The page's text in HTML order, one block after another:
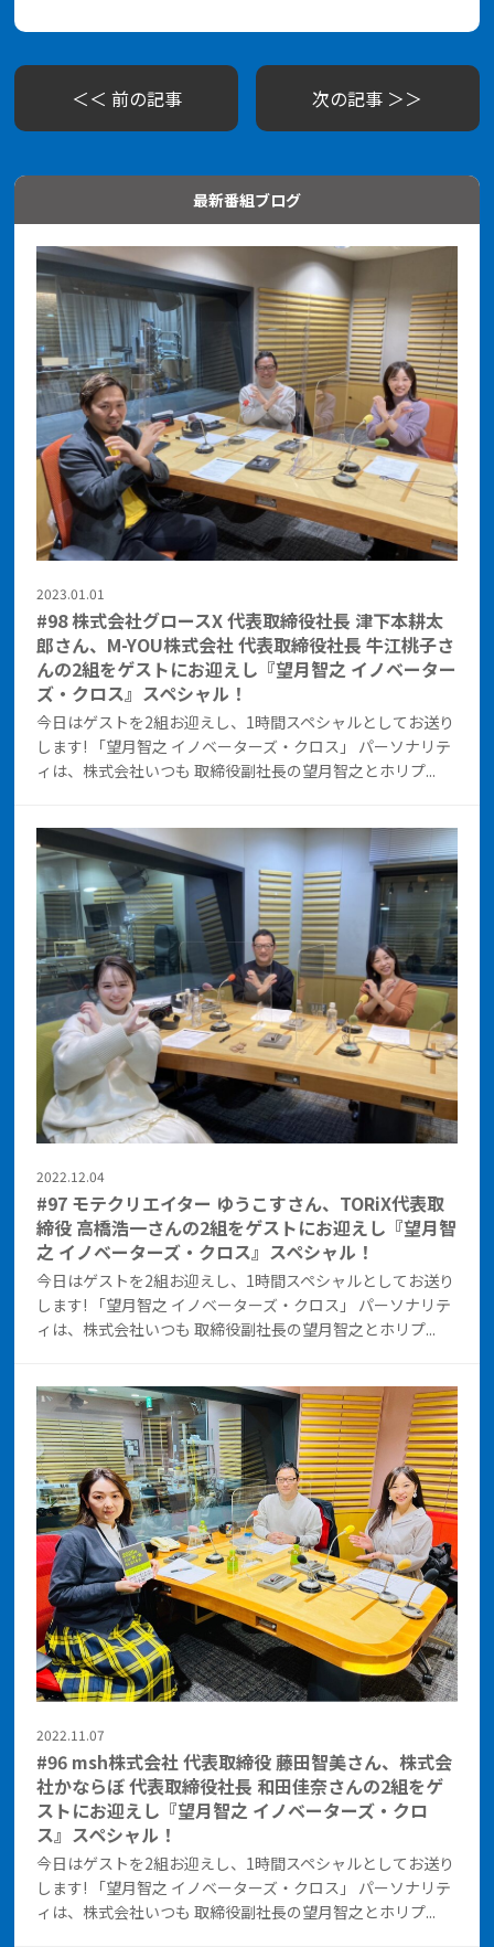
＜＜ 前の記事 次の記事 ＞＞
最新番組ブログ
2023.01.01
#98 株式会社グロースX 代表取締役社長 津下本耕太
郎さん、M-YOU株式会社 代表取締役社長 牛江桃子さ
んの2組をゲストにお迎えし『望月智之 イノベーター
ズ・クロス』スペシャル！
今日はゲストを2組お迎えし、1時間スペシャルとしてお送り
します! 「望月智之 イノベーターズ・クロス」 パーソナリテ
ィは、株式会社いつも 取締役副社長の望月智之とホリプ...
2022.12.04
#97 モテクリエイター ゆうこすさん、TORiX代表取
締役 高橋浩一さんの2組をゲストにお迎えし『望月智
之 イノベーターズ・クロス』スペシャル！
今日はゲストを2組お迎えし、1時間スペシャルとしてお送り
します! 「望月智之 イノベーターズ・クロス」 パーソナリテ
ィは、株式会社いつも 取締役副社長の望月智之とホリプ...
2022.11.07
#96 msh株式会社 代表取締役 藤田智美さん、株式会
社かならぼ 代表取締役社長 和田佳奈さんの2組をゲ
ストにお迎えし『望月智之 イノベーターズ・クロ
ス』スペシャル！
今日はゲストを2組お迎えし、1時間スペシャルとしてお送り
します! 「望月智之 イノベーターズ・クロス」 パーソナリテ
ィは、株式会社いつも 取締役副社長の望月智之とホリプ...